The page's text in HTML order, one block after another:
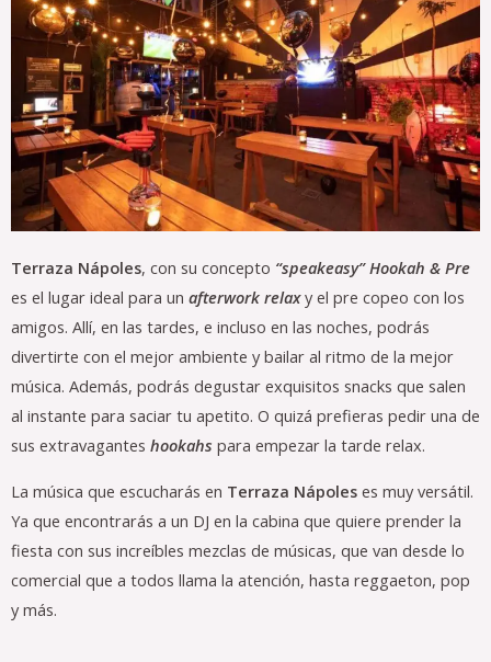
Terraza Nápoles, con su concepto “speakeasy” Hookah & Pre
es el lugar ideal para un afterwork relaxy el pre copeo con los
amigos. Allí, en las tardes, e incluso en las noches, podrás
divertirte con el mejor ambiente y bailar al ritmo de la mejor
música. Además, podrás degustar exquisitos snacks que salen
al instante para saciar tu apetito. O quizá prefieras pedir una de
sus extravagantes hookahs para empezar la tarde relax.
La música que escucharás en Terraza Nápoles es muy versátil.
Ya que encontrarás a un DJ en la cabina que quiere prender la
fiesta con sus increíbles mezclas de músicas, que van desde lo
comercial que a todos llama la atención, hasta reggaeton, pop
y más.